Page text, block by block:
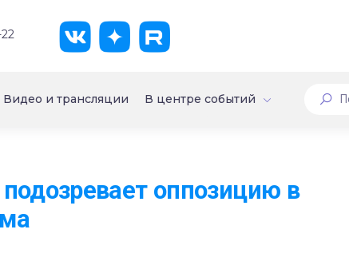
Видео и трансляции В центре событий
оппозицию в